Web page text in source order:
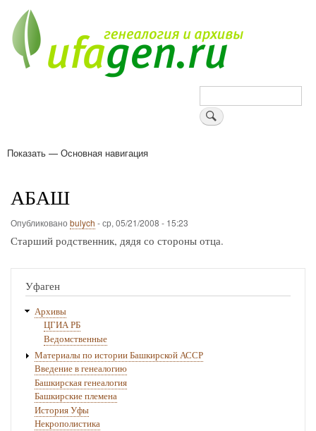
основному
содержанию
Поиск
Основная
Показать — Основная навигация
АБАШ
Опубликовано bulych -ср, 05/21/2008 - 15:23
Старший родственник, дядя со стороны отца.
Уфаген
Архивы
ЦГИА РБ
Ведомственные
Материалы по истории Башкирской АССР
Введение в генеалогию
Башкирская генеалогия
Башкирские племена
История Уфы
Некрополистика